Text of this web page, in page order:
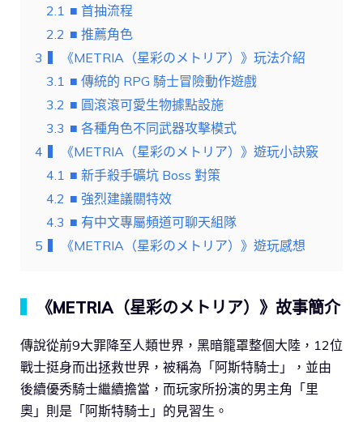
2.1 ■ 首抽流程
2.2 ■ 推薦角色
3
▍《METRIA（星彩のメトリア）》玩法介紹
3.1 ■ 傳統的 RPG 騎士冒險動作遊戲
3.2 ■ 圓滾滾可愛生物據點設施
3.3 ■ 各種角色不同武器攻擊模式
4
▍《METRIA（星彩のメトリア）》遊玩小訣竅
4.1 ■ 新手殺手礦坑 Boss 對策
4.2 ■ 強烈建議關特效
4.3 ■ 有中文專屬頻道可聊天組隊
5
▍《METRIA（星彩のメトリア）》遊玩感想
《METRIA（星彩のメトリア）》故事簡介
傳說從前9大罪降至人類世界，黑暗籠罩整個大陸，12位
戰士挺身而出拯救世界，被稱為「阿斯特騎士」，並由
後續優秀騎士繼續擔當，而玩家所扮演的男主角「里
奧」則是「阿斯特騎士」的見習生。